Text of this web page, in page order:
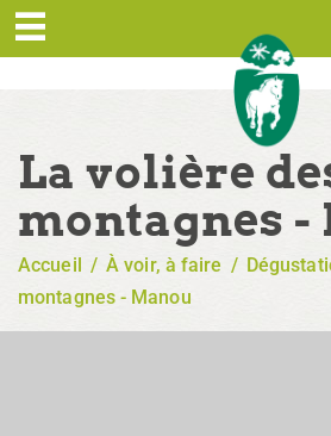
La volière
montagnes -
Accueil / À voir, à faire /
montagnes - Manou